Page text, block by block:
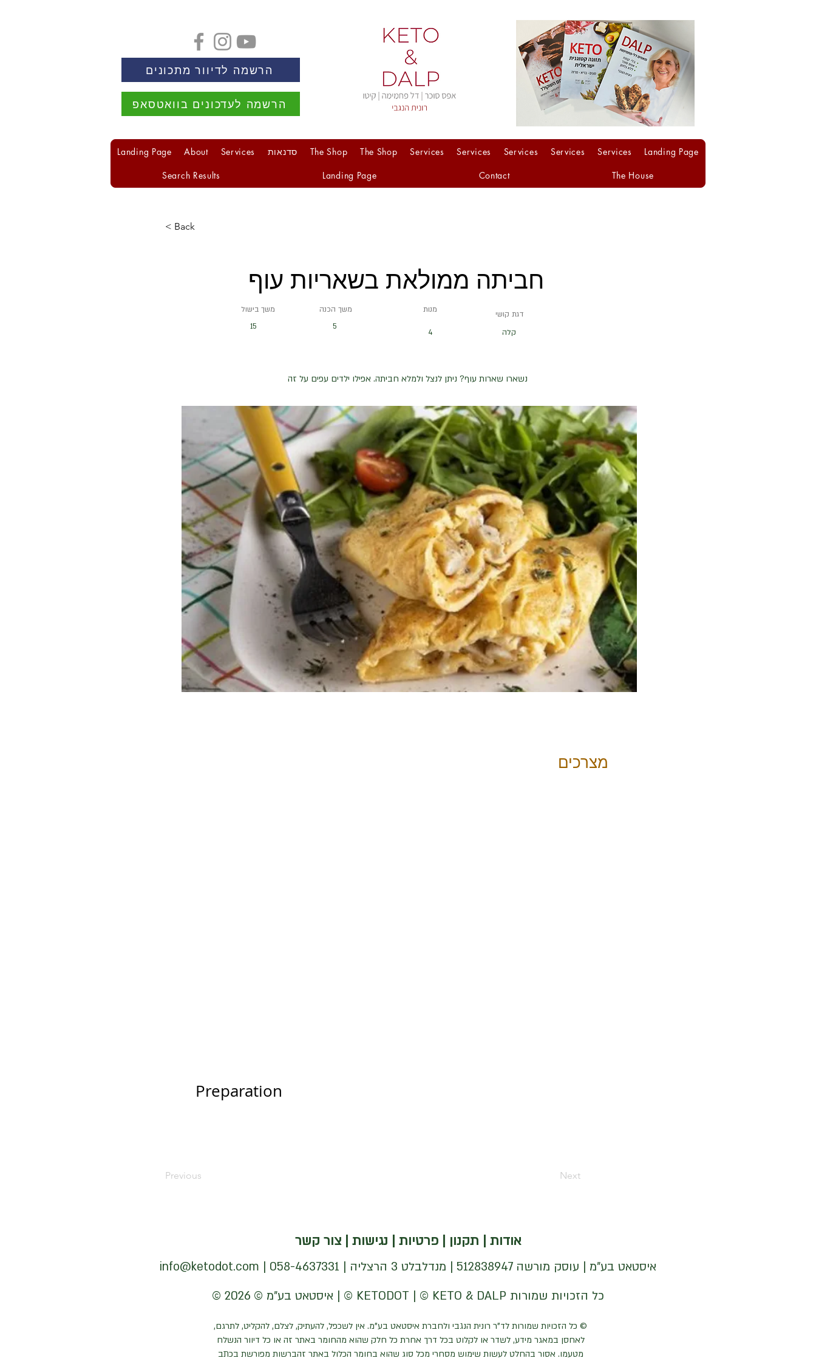
הרשמה לדיוור מתכונים
הרשמה לעדכונים בוואטסאפ
Landing Page
Services
Services
Services
Services
Services
The Shop
The Shop סדנאות Services
About
Landing Page
The House
Contact
Landing Page
Search Results
< Back
חביתה ממולאת בשאריות עוף
משך בישול מנות דגת קושי
משך הכנה
15
5
4 קלה
נשארו שארות עוף? ניתן לנצל ולמלא חביתה. אפילו ילדים עפים על זה
מצרכים
Preparation
Previous Next
אודות תקנון |פרטיות נגישות |צור קשר
איסטאט בע"מ | עוסק מורשה 512838947 | מנדלבלט 3 הרצליה | 058-4637331 |
info@ketodot.com
© כל הזכויות שמורות לד"ר רונית הנגבי ולחברת איסטאט בע"מ. אין לשכפל, להעתיק, לצלם, להקליט, לתרגם,
לאחסן במאגר מידע, לשדר או לקלוט בכל דרך אחרת כל חלק שהוא מהחומר באתר זה או כל דיוור הנשלח
מטעמו. אסור בהחלט לעשות שימוש מסחרי מכל סוג שהוא בחומר הכלול באתר זהברשות מפורשת בכתב